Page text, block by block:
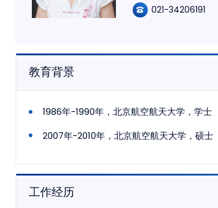
021-34206191
教育背景
1986年-1990年，北京航空航天大学，学士
2007年-2010年，北京航空航天大学，硕士
工作经历